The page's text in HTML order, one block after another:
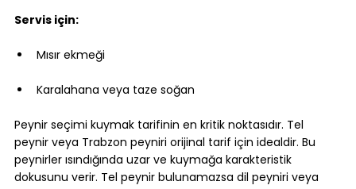
Servis için:
Mısır ekmeği
Karalahana veya taze soğan
Peynir seçimi kuymak tarifinin en kritik noktasıdır. Tel
peynir veya Trabzon peyniri orijinal tarif için idealdir. Bu
peynirler ısındığında uzar ve kuymağa karakteristik
dokusunu verir. Tel peynir bulunamazsa dil peyniri veya